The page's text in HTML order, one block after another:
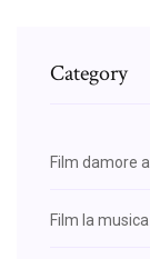
Category
Film damore
Film la